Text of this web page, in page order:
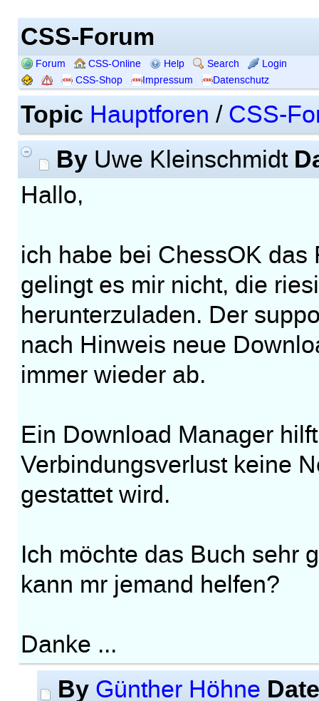
CSS-Forum
Forum CSS-Online Help Search
Login
CSS-Shop
Impressum Datenschutz
Topic Hauptforen / CSS-
ByUwe Kleinschmidt
Hallo,
ich habe bei ChessOK
gelingt es mir nicht, die
herunterzuladen. Der
nach Hinweis neue
immer wieder ab.
Ein Download Manager
Verbindungsverlust keine
gestattet wird.
Ich möchte das Buch sehr
kann mr jemand helfen?
Danke ...
By Günther Höhne